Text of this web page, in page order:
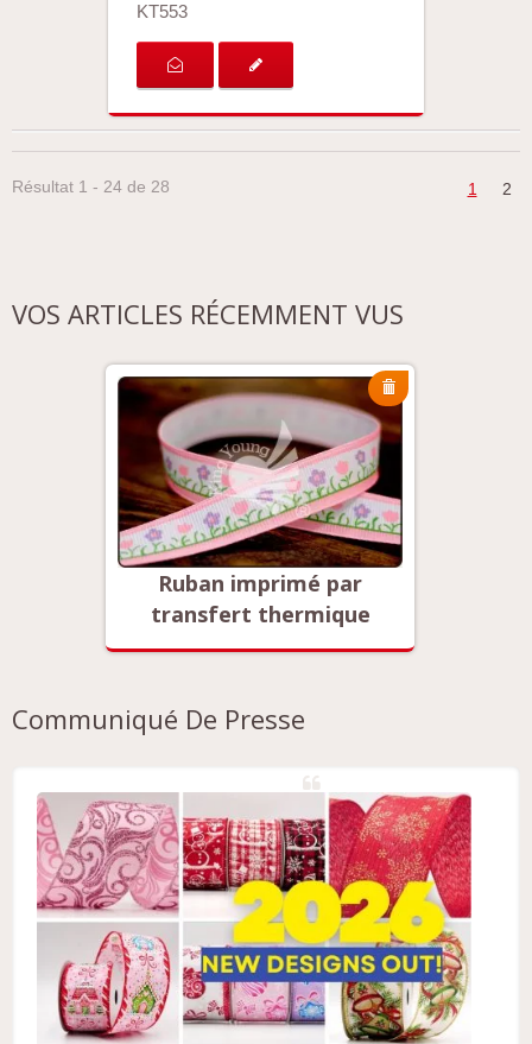
KT553
Résultat 1 - 24 de 28 1 2
VOS ARTICLES RÉCEMMENT VUS
Ruban imprimé par
transfert thermique
Communiqué De Presse